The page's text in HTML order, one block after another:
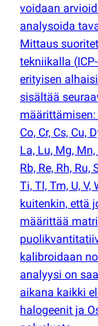
voidaan
analysoida
Mittaus
tekniikalla (
erityisen
sisältää
määrittämisen:
Co, Cr, Cs, Cu,
La, Lu, Mg, Mn,
Rb, Re, Rh, Ru,
Ti, Tl, Tm, U, V,
kuitenkin, että
määrittää
kalibroidaan
analyysi on
aikana kaikki
halogeenit ja